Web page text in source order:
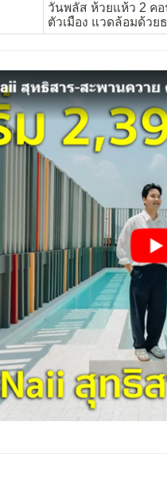
วันพลัส ห้วยแห้ว 2 ค
ตัวเมือง แวดล้อมด้วย